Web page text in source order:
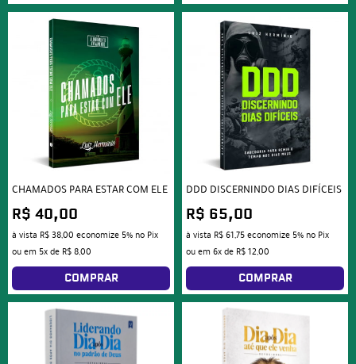
CHAMADOS PARA ESTAR COM ELE
R$ 40,00
à vista R$ 38,00 economize 5% no Pix
ou em 5xde R$ 8,00
COMPRAR
DDD DISCERNINDO DIAS DIFÍCEIS
R$ 65,00
à vista R$ 61,75economize 5% no Pix
ou em 6xde R$ 12,00
COMPRAR